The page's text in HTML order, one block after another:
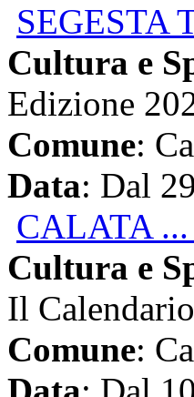
SEGESTA
Cultura e
Edizione
Comune:
Data: Dal
CALATA
Cultura e
Il
Comune: